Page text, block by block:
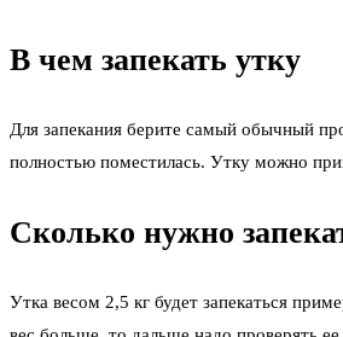
В чем запекать утку
Для запекания берите самый обычный
полностью поместилась. Утку можно
Сколько нужно
Утка весом 2,5 кг будет запекаться